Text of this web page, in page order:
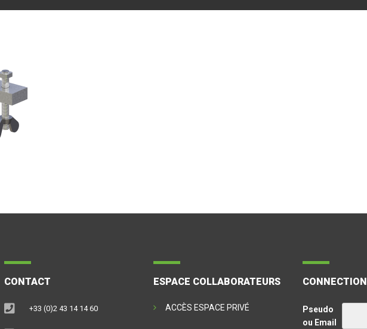
CONTACT
+33 (0)2 43 14 14 60
ESPACE COLLABORATEURS
ACCÈS ESPACE PRIVÉ
CONNECTION
Pseudo
ou Email